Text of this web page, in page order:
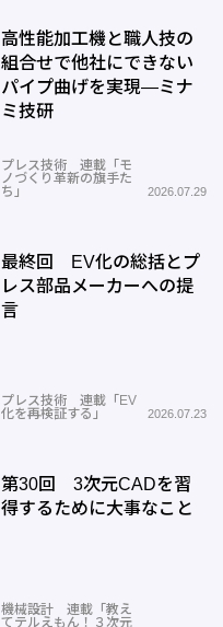
高性能加工機と職人技の
組合せで他社にできない
パイプ曲げを実現―ミナ
ミ技研
プレス技術 連載「モ
ノづくり革新の旗手た
ち」
2026.07.29
最終回 EV化の総括とプ
レス部品メーカーへの提
言
プレス技術 連載「EV
化を再検証する」
2026.07.23
第30回 3次元CADを習
得するために大事なこと
機械設計 連載「教え
てテルえもん！３次元